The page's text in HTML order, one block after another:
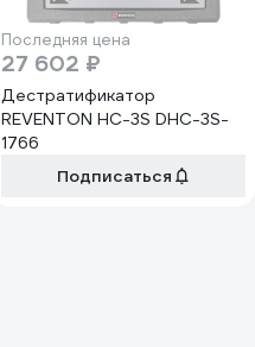
Последняя цена
27 602 ₽
Дестратификатор
REVENTON HC-3S DHC-3S-
1766
Подписаться